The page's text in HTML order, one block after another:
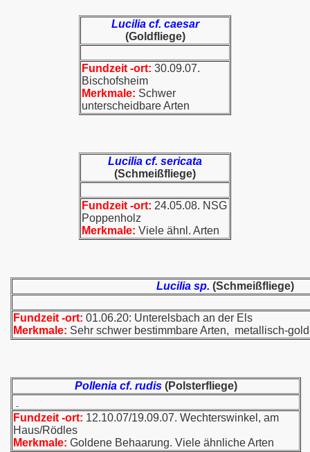
Lucilia cf. caesar
(Goldfliege)
Fundzeit -ort: 30.09.07.
Bischofsheim
Merkmale: Schwer
unterscheidbare Arten
Lucilia cf. sericata
(Schmeißfliege)
Fundzeit -ort: 24.05.08. NSG
Poppenholz
Merkmale: Viele ähnl. Arten
Lucilia sp. (Schmeißfliege)
Fundzeit -ort: 01.06.20: Unterelsbach an der Els
Merkmale: Sehr schwer bestimmbare Arten, metallisch-
Pollenia cf. rudis (Polsterfliege)
Fundzeit -ort: 12.10.07/19.09.07. Wechterswinkel, am
Haus/Rödles
Merkmale: Goldene Behaarung. Viele ähnliche Arten